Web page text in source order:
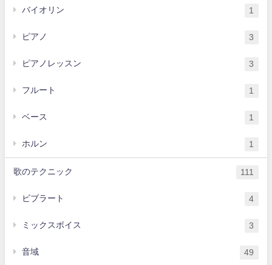
バイオリン 1
ピアノ 3
ピアノレッスン 3
フルート 1
ベース 1
ホルン 1
歌のテクニック 111
ビブラート 4
ミックスボイス 3
音域 49